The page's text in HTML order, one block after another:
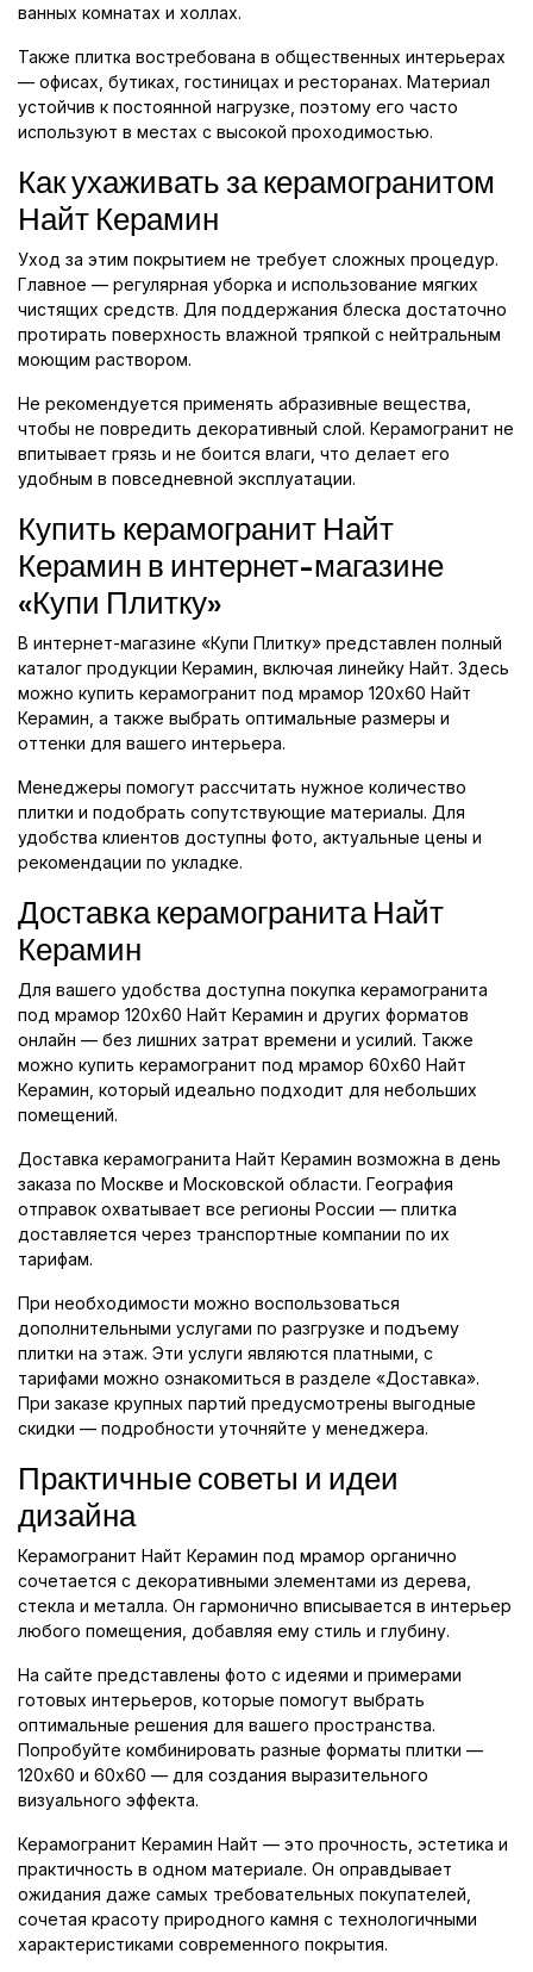
ванных комнатах и холлах.
Также плитка востребована в общественных интерьерах
— офисах, бутиках, гостиницах и ресторанах. Материал
устойчив к постоянной нагрузке, поэтому его часто
используют в местах с высокой проходимостью.
Как ухаживать за керамогранитом
Найт Керамин
Уход за этим покрытием не требует сложных процедур.
Главное — регулярная уборка и использование мягких
чистящих средств. Для поддержания блеска достаточно
протирать поверхность влажной тряпкой с нейтральным
моющим раствором.
Не рекомендуется применять абразивные вещества,
чтобы не повредить декоративный слой. Керамогранит не
впитывает грязь и не боится влаги, что делает его
удобным в повседневной эксплуатации.
Купить керамогранит Найт
Керамин в интернет-магазине
«Купи Плитку»
В интернет-магазине «Купи Плитку» представлен полный
каталог продукции Керамин, включая линейку Найт. Здесь
можно купить керамогранит под мрамор 120x60 Найт
Керамин, а также выбрать оптимальные размеры и
оттенки для вашего интерьера.
Менеджеры помогут рассчитать нужное количество
плитки и подобрать сопутствующие материалы. Для
удобства клиентов доступны фото, актуальные цены и
рекомендации по укладке.
Доставка керамогранита Найт
Керамин
Для вашего удобства доступна покупка керамогранита
под мрамор 120x60 Найт Керамин и других форматов
онлайн — без лишних затрат времени и усилий. Также
можно купить керамогранит под мрамор 60x60 Найт
Керамин, который идеально подходит для небольших
помещений.
Доставка керамогранита Найт Керамин возможна в день
заказа по Москве и Московской области. География
отправок охватывает все регионы России — плитка
доставляется через транспортные компании по их
тарифам.
При необходимости можно воспользоваться
дополнительными услугами по разгрузке и подъему
плитки на этаж. Эти услуги являются платными, с
тарифами можно ознакомиться в разделе «Доставка».
При заказе крупных партий предусмотрены выгодные
скидки — подробности уточняйте у менеджера.
Практичные советы и идеи
дизайна
Керамогранит Найт Керамин под мрамор органично
сочетается с декоративными элементами из дерева,
стекла и металла. Он гармонично вписывается в интерьер
любого помещения, добавляя ему стиль и глубину.
На сайте представлены фото с идеями и примерами
готовых интерьеров, которые помогут выбрать
оптимальные решения для вашего пространства.
Попробуйте комбинировать разные форматы плитки —
120x60 и 60x60 — для создания выразительного
визуального эффекта.
Керамогранит Керамин Найт — это прочность, эстетика и
практичность в одном материале. Он оправдывает
ожидания даже самых требовательных покупателей,
сочетая красоту природного камня с технологичными
характеристиками современного покрытия.